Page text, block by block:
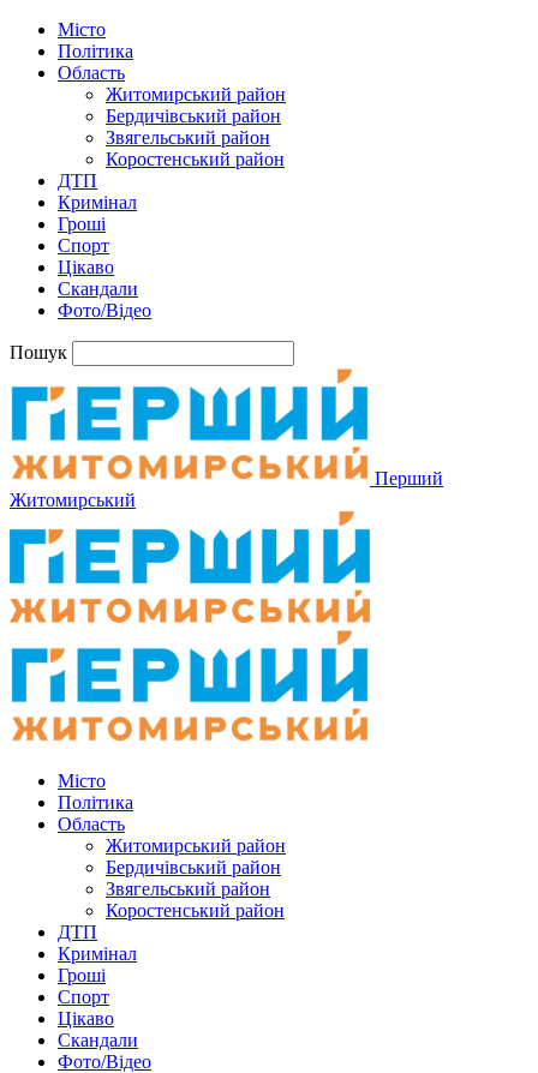
Місто
Політика
Область
Житомирський район
Бердичівський район
Звягельський район
Коростенський район
ДТП
Кримінал
Гроші
Спорт
Цікаво
Скандали
Фото/Відео
Пошук
Перший
Житомирський
Місто
Політика
Область
Житомирський район
Бердичівський район
Звягельський район
Коростенський район
ДТП
Кримінал
Гроші
Спорт
Цікаво
Скандали
Фото/Відео